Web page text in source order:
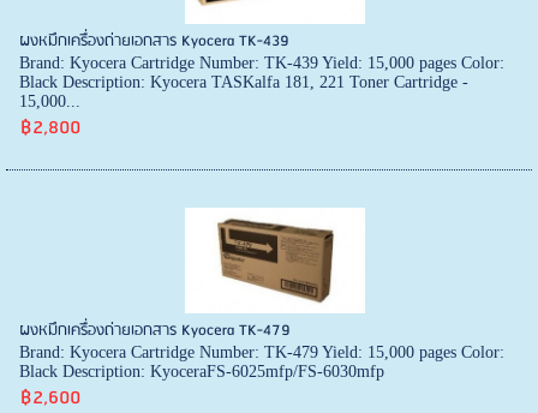
ผงหมึกเครื่องถ่ายเอกสาร Kyocera TK-439
Brand: Kyocera Cartridge Number: TK-439 Yield: 15,000 pages Color:
Black Description: Kyocera TASKalfa 181, 221 Toner Cartridge -
15,000...
฿2,800
ผงหมึกเครื่องถ่ายเอกสาร Kyocera TK-479
Brand: Kyocera Cartridge Number: TK-479 Yield: 15,000 pages Color:
Black Description: KyoceraFS-6025mfp/FS-6030mfp
฿2,600